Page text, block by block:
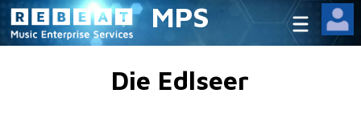
MPS
Die Edlseer